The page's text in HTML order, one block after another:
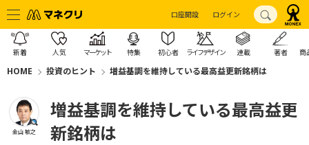
口座開設 ログイン
新着 人気 マーケット 特集 初心者 ライフデザイン 連載 著者 商
HOME 投資のヒント 増益基調を維持している最高益更新銘柄は
金山 敏之
増益基調を維持している最高益更
新銘柄は